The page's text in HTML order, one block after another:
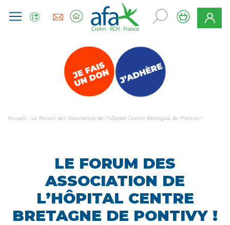
Accueil - Le Forum des Association de l’hôpital Centre Bretagne de Pontivy !
LE FORUM DES
ASSOCIATION DE
L’HÔPITAL CENTRE
BRETAGNE DE PONTIVY !